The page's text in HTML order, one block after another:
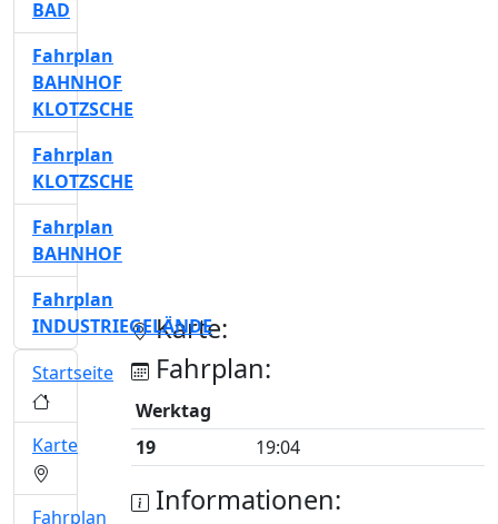
Karte:
Fahrplan:
Werktag
19
19:04
Informationen:
BAD
Fahrplan
BAHNHOF
KLOTZSCHE
Fahrplan
KLOTZSCHE
Fahrplan
BAHNHOF
Fahrplan
INDUSTRIEGELÄNDE
Startseite
Karte
Fahrplan